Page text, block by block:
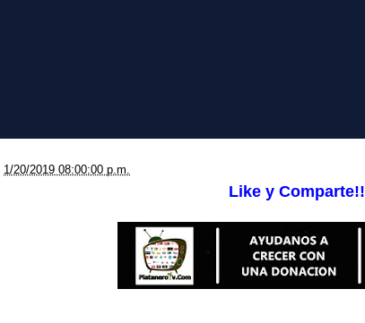
1/20/2019 08:00:00 p.m.
Like y Comparte!!